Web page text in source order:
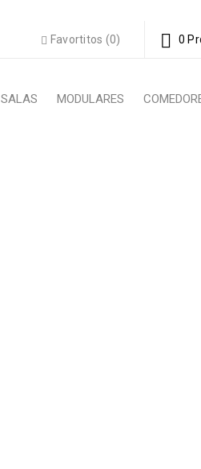
0
Favortitos (0)
SALAS MODULARES